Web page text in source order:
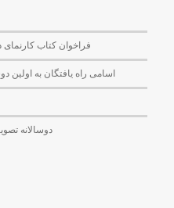
فراخوان کتاب کارنمای
اسامی راه یافتگان به اولین
دوسالانه تصویرگری تا